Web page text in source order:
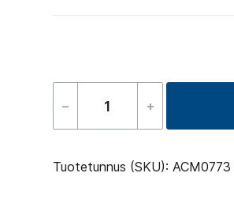
–
Ohjauspaneelin
Gecko
+
Tuotetunnus (SKU): ACM0773